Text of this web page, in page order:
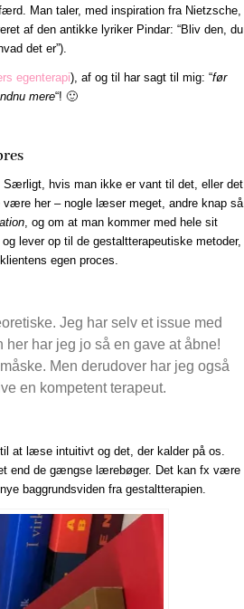
Man taler, med inspiration fra Nietzsche,
af den antikke lyriker Pindar: “Bliv den, du
det er”).
egenterapi), af og til har sagt til mig: “før
mere“! 🙂
hvis man ikke er vant til det, eller det
her – nogle læser meget, andre knap så
, og om at man kommer med hele sit
lever op til de gestaltterapeutiske metoder,
egen proces.
Jeg har selv et issue med
har jeg jo så en gave at åbne!
Men derudover har jeg også
en kompetent terapeut.
at læse intuitivt og det, der kalder på os.
end de gængse lærebøger. Det kan fx være
baggrundsviden fra gestaltterapien.